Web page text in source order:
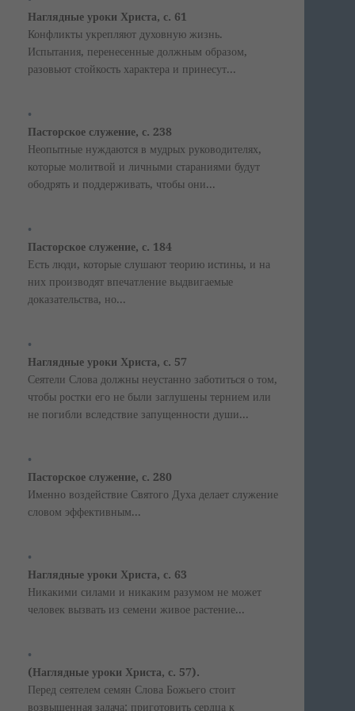
Наглядные уроки Христа, с. 61
Конфликты укрепляют духовную жизнь.
Испытания, перенесенные должным образом,
разовьют стойкость характера и принесут...
Пасторское служение, с. 238
Неопытные нуждаются в мудрых руководителях,
которые молитвой и личными стараниями будут
ободрять и поддерживать, чтобы они...
Пасторское служение, с. 184
Есть люди, которые слушают теорию истины, и на
них производят впечатление выдвигаемые
доказательства, но...
Наглядные уроки Христа, с. 57
Сеятели Слова должны неустанно заботиться о том,
чтобы ростки его не были заглушены тернием или
не погибли вследствие запущенности души...
Пасторское служение, с. 280
Именно воздействие Святого Духа делает служение
словом эффективным...
Наглядные уроки Христа, с. 63
Никакими силами и никаким разумом не может
человек вызвать из семени живое растение...
(Наглядные уроки Христа, с. 57).
Перед сеятелем семян Слова Божьего стоит
возвышенная задача: приготовить сердца к